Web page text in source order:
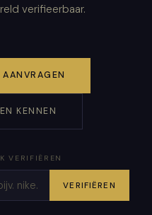
verifieerbaar.
KENNEN
VERIFIËREN
VERIFIËREN